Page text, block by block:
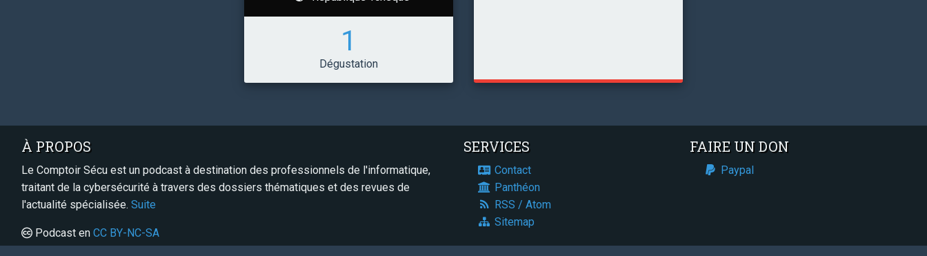
1
Dégustation
À PROPOS
Le Comptoir Sécu est un podcast à destination des professionnels de l'informatique,
traitant de la cybersécurité à travers des dossiers thématiques et des revues de
l'actualité spécialisée. Suite
Podcast en CC BY-NC-SA
SERVICES
Contact
Panthéon
RSS / Atom
Sitemap
FAIRE UN DON
Paypal